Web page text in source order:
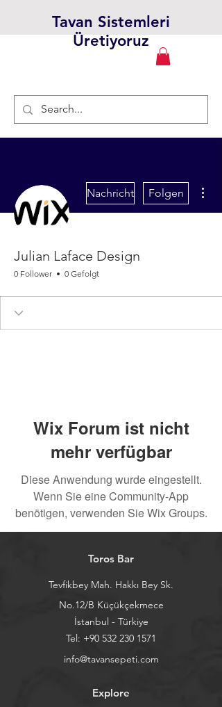
Tavan Sistemleri
Üretiyoruz
Nachricht Folgen
Julian Laface Design
0 Follower 0 Gefolgt
Wix Forum ist nicht
mehr verfügbar
Diese Anwendung wurde eingestellt.
Wenn Sie eine Community-App
benötigen, verwenden Sie Wix Groups.
Toros Bar
Tevfikbey Mah. Hakkı Bey Sk.
No.12/B Küçükçekmece
İstanbul - Türkiye
Tel: +90 532 230 1571
info@tavansepeti.com
Explore